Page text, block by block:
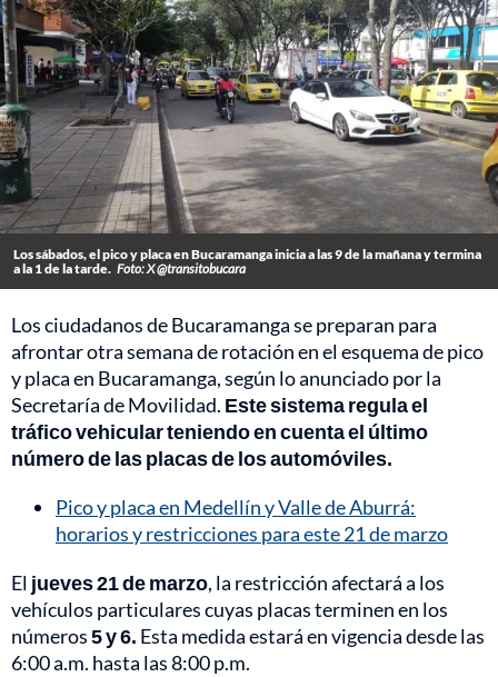
Los sábados, el pico y placa en Bucaramanga inicia a las 9 de la mañana y termina
a la 1 de la tarde. Foto: X @transitobucara
Los ciudadanos de Bucaramanga se preparan para
afrontar otra semana de rotación en el esquema de pico
y placa en Bucaramanga, según lo anunciado por la
Secretaría de Movilidad. Este sistema regula el
tráfico vehicular teniendo en cuenta el último
número de las placas de los automóviles.
Pico y placa en Medellín y Valle de Aburrá:
horarios y restricciones para este 21 de marzo
El jueves 21 de marzo, la restricción afectará a los
vehículos particulares cuyas placas terminen en los
números5 y 6. Esta medida estará en vigencia desde las
6:00 a.m. hasta las 8:00 p.m.